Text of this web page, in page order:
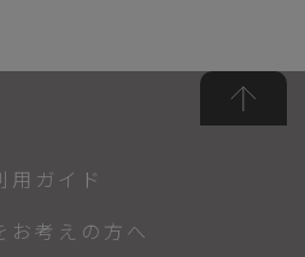
用ガイド
お考えの方へ